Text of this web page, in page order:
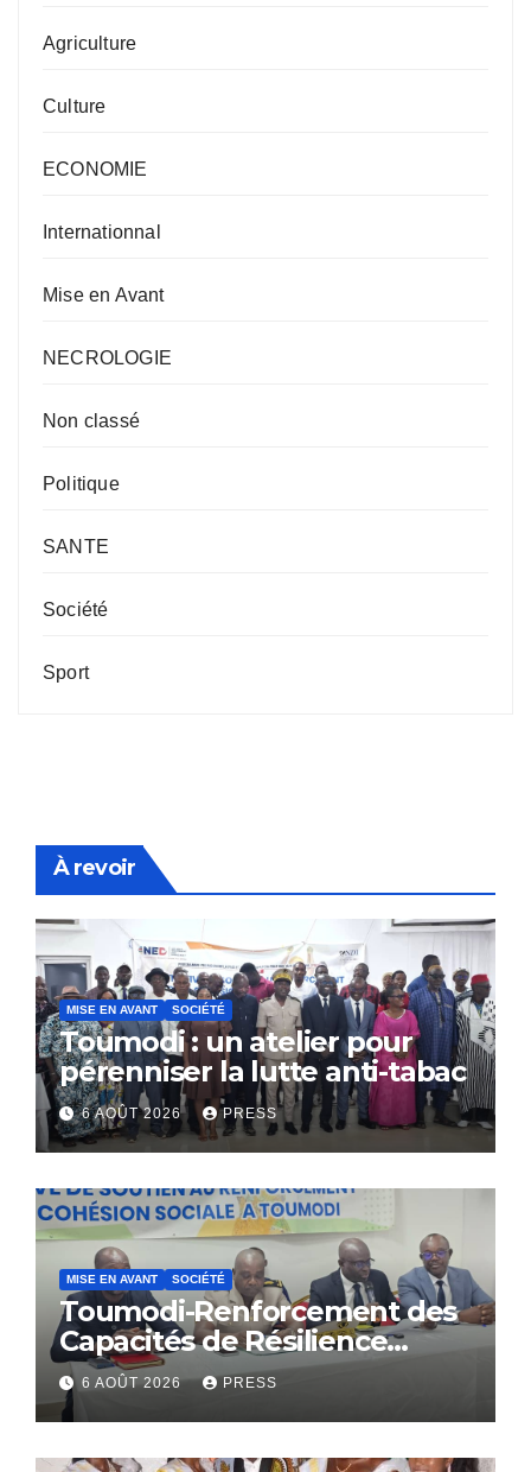
Agriculture
Culture
ECONOMIE
Internationnal
Mise en Avant
NECROLOGIE
Non classé
Politique
SANTE
Société
Sport
À revoir
MISE EN AVANT SOCIÉTÉ
Toumodi : un atelier pour
pérenniser la lutte anti-tabac
6 AOÛT 2026 PRESS
MISE EN AVANT SOCIÉTÉ
Toumodi-Renforcement des
Capacités de Résilience
Communautaire
6 AOÛT 2026 PRESS